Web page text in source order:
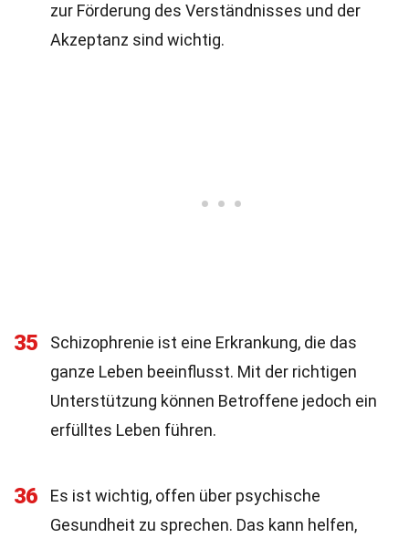
zur Förderung des Verständnisses und der
Akzeptanz sind wichtig.
35
Schizophrenie ist eine Erkrankung, die das
ganze Leben beeinflusst. Mit der richtigen
Unterstützung können Betroffene jedoch ein
erfülltes Leben führen.
36
Es ist wichtig, offen über psychische
Gesundheit zu sprechen. Das kann helfen,